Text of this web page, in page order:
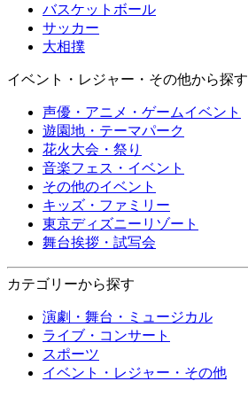
バスケットボール
サッカー
大相撲
イベント・レジャー・その他から探す
声優・アニメ・ゲームイベント
遊園地・テーマパーク
花火大会・祭り
音楽フェス・イベント
その他のイベント
キッズ・ファミリー
東京ディズニーリゾート
舞台挨拶・試写会
カテゴリーから探す
演劇・舞台・ミュージカル
ライブ・コンサート
スポーツ
イベント・レジャー・その他